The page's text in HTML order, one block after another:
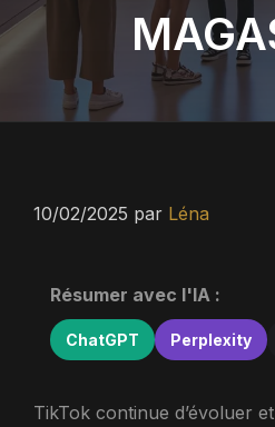
10/02/2025 par Léna
Résumer avec l'IA :
ChatGPT Perplexity
TikTok continue d’évoluer